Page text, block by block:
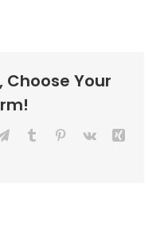
Choose Your
TelegramTumblr Pinterest
Vk